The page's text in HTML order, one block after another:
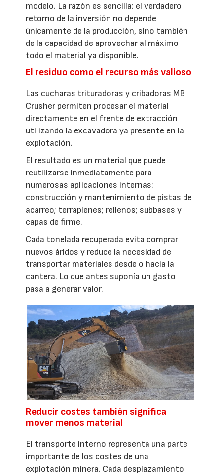
modelo. La razón es sencilla: el verdadero
retorno de la inversión no depende
únicamente de la producción, sino también
de la capacidad de aprovechar al máximo
todo el material ya disponible.
El residuo como el recurso más valioso
Las cucharas trituradoras y cribadoras MB
Crusher permiten procesar el material
directamente en el frente de extracción
utilizando la excavadora ya presente en la
explotación.
El resultado es un material que puede
reutilizarse inmediatamente para
numerosas aplicaciones internas:
construcción y mantenimiento de pistas de
acarreo; terraplenes; rellenos; subbases y
capas de firme.
Cada tonelada recuperada evita comprar
nuevos áridos y reduce la necesidad de
transportar materiales desde o hacia la
cantera. Lo que antes suponía un gasto
pasa a generar valor.
Reducir costes también significa
mover menos material
El transporte interno representa una parte
importante de los costes de una
explotación minera. Cada desplazamiento